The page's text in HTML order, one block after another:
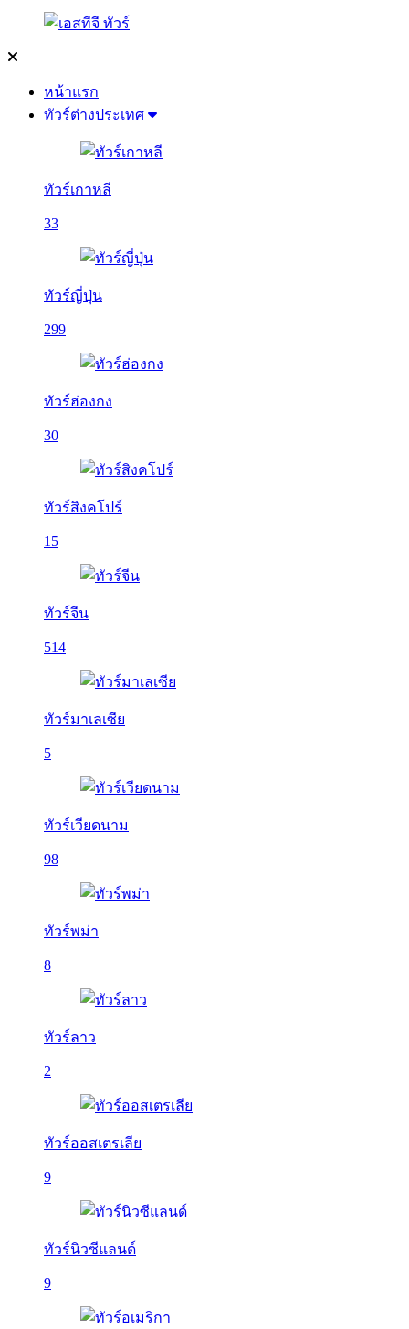
หน้าแรก
ทัวร์ต่างประเทศ
ทัวร์เกาหลี
33
ทัวร์ญี่ปุ่น
299
ทัวร์ฮ่องกง
30
ทัวร์สิงคโปร์
15
ทัวร์จีน
514
ทัวร์มาเลเซีย
5
ทัวร์เวียดนาม
98
ทัวร์พม่า
8
ทัวร์ลาว
2
ทัวร์ออสเตรเลีย
9
ทัวร์นิวซีแลนด์
9